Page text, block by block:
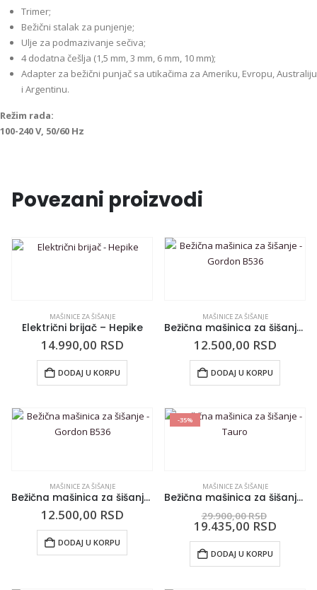
Trimer;
Bežični stalak za punjenje;
Ulje za podmazivanje sečiva;
4 dodatna češlja (1,5 mm, 3 mm, 6 mm, 10 mm);
Adapter za bežični punjač sa utikačima za Ameriku, Evropu, Australiju
i Argentinu.
Režim rada:
100-240 V, 50/60 Hz
Povezani proizvodi
MAŠINICE ZA ŠIŠANJE
Električni brijač – Hepike
14.990,00 RSD
DODAJ U KORPU
MAŠINICE ZA ŠIŠANJE
Bežična mašinica za šišanje – Gordon B536
12.500,00 RSD
DODAJ U KORPU
MAŠINICE ZA ŠIŠANJE
Bežična mašinica za šišanje – Gordon B536
12.500,00 RSD
DODAJ U KORPU
-35%
MAŠINICE ZA ŠIŠANJE
Bežična mašinica za šišanje – Tauro
29.900,00RSD
19.435,00 RSD
DODAJ U KORPU